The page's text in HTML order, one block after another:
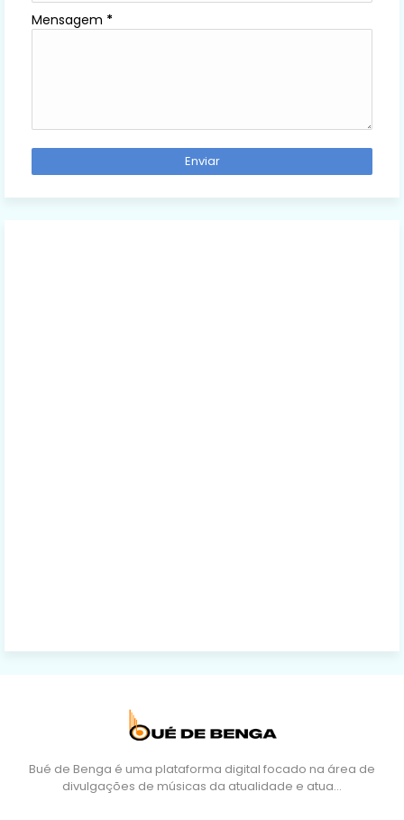
Mensagem *
Bué de Benga é uma plataforma digital focado na área de
divulgações de músicas da atualidade e atua…